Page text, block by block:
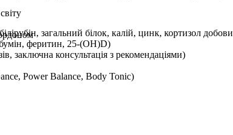
загальний білок, калій, цинк, кортизол
феритин, 25-(OH)D)
заключна консультація з рекомендаціями)
Power Balance, Body Tonic)